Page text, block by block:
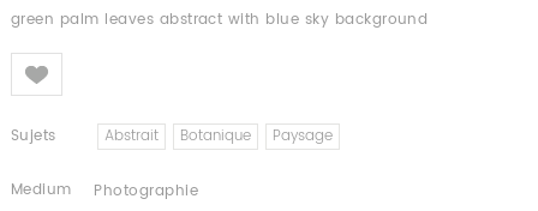
green palm leaves abstract with blue sky background
Like
Sujets Abstrait Botanique Paysage
Medium
Photographie